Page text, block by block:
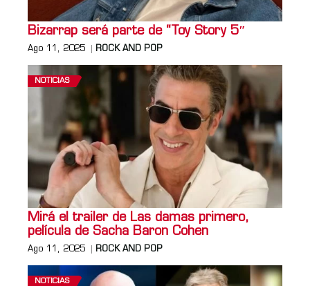
Bizarrap será parte de “Toy Story 5″
Ago 11, 2025 ROCK AND POP
NOTICIAS
Mirá el trailer de Las damas primero,
película de Sacha Baron Cohen
Ago 11, 2025 ROCK AND POP
NOTICIAS